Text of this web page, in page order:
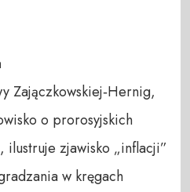
Zajączkowskiej‑Hernig,
o prorosyjskich
ilustruje zjawisko „inflacji”
w kręgach